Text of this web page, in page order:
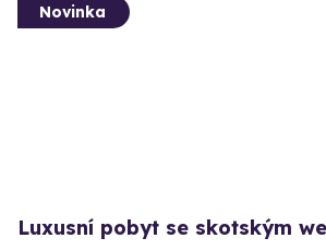
Novinka
Luxusní pobyt se skotským